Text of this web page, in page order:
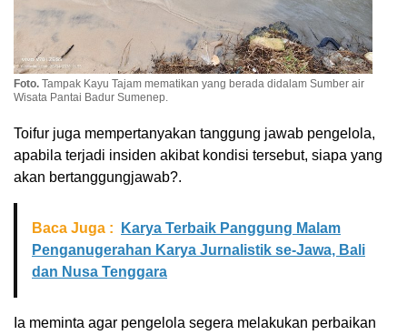
Foto. Tampak Kayu Tajam mematikan yang berada didalam Sumber air
Wisata Pantai Badur Sumenep.
Toifur juga mempertanyakan tanggung jawab pengelola,
apabila terjadi insiden akibat kondisi tersebut, siapa yang
akan bertanggungjawab?.
Baca Juga :
Karya Terbaik Panggung Malam
Penganugerahan Karya Jurnalistik se-Jawa, Bali
dan Nusa Tenggara
Ia meminta agar pengelola segera melakukan perbaikan